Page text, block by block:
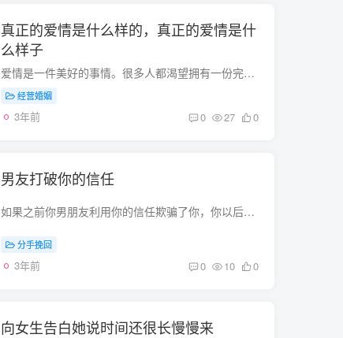
真正的爱情是什么样的，真正的爱情是什
么样子
爱情是一件美好的事情。很多人都渴望拥有一份完美的爱情，但我们对爱情了解不多。我们常常把爱形容为一种感觉，一种偶然的心跳，一种内心的向往。这就是为什么《西游》有这么经典的一句台词。“...
经营婚姻
3年前 0 27 0
男友打破你的信任
如果之前你男朋友利用你的信任欺骗了你，你以后还会一如既往吗？ 当然要啊，难道你被人骗了就要产生另一个受害者？信任是属于人最基本得东西！不会，因为有第一次就会有第二次，只不过这是时间...
分手挽回
3年前 0 10 0
向女生告白她说时间还很长慢慢来